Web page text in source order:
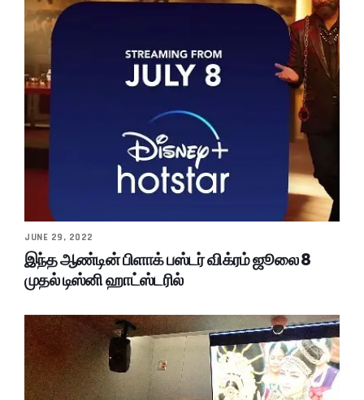
JUNE 29, 2022
இந்த ஆண்டின் பிளாக் பஸ்டர் விக்ரம் ஜூலை 8
முதல் டிஸ்னி ஹாட்ஸ்டரில்